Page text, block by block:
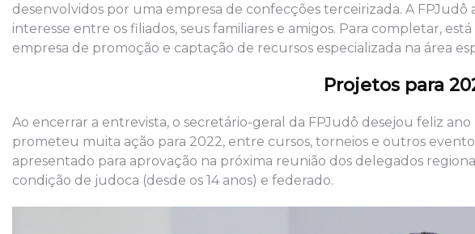
desenvolvidos por uma empresa de confecções terceirizada. A
interesse entre os filiados, seus familiares e amigos. Para completar,
empresa de promoção e captação de recursos especializada na área
Projetos para
Ao encerrar a entrevista, o secretário-geral da FPJudô desejou feliz
prometeu muita ação para 2022, entre cursos, torneios e outros
apresentado para aprovação na próxima reunião dos delegados
condição de judoca (desde os 14 anos) e federado.